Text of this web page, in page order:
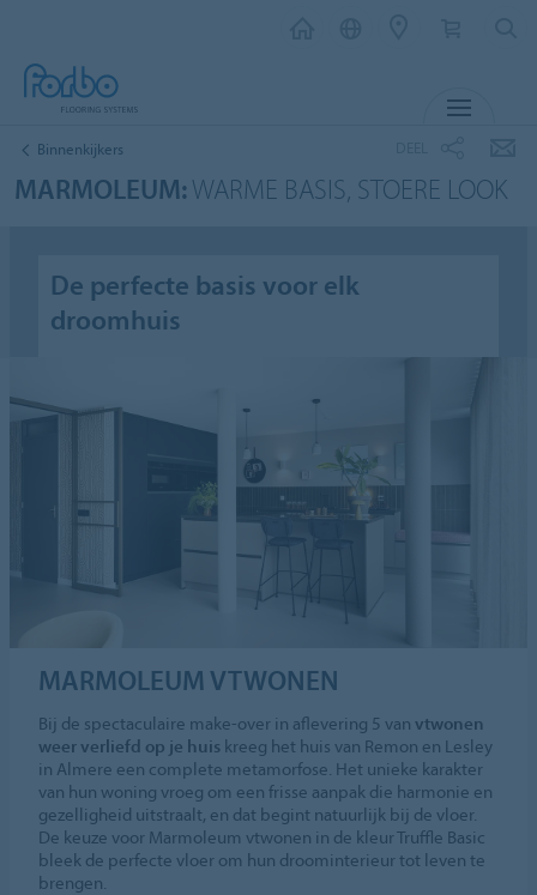
Binnenkijkers
MARMOLEUM: WARME BASIS, STOERE LOOK
De perfecte basis voor elk
droomhuis
MARMOLEUM VTWONEN
Bij de spectaculaire make-over in aflevering 5 van vtwonen
weer verliefd op je huis kreeg het huis van Remon en Lesley
in Almere een complete metamorfose. Het unieke karakter
van hun woning vroeg om een frisse aanpak die harmonie en
gezelligheid uitstraalt, en dat begint natuurlijk bij de vloer.
De keuze voor Marmoleum vtwonen in de kleur Truffle Basic
bleek de perfecte vloer om hun droominterieur tot leven te
brengen.